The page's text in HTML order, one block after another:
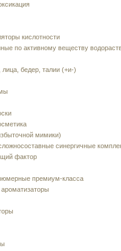
кислотности
по активному веществу
бедер, талии (+и-)
мимики)
синергичные
фактор
премиум-класса